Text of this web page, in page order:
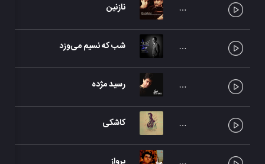
نازنین
شب که نسیم می‌وزد
رسید مژده
کاشکی